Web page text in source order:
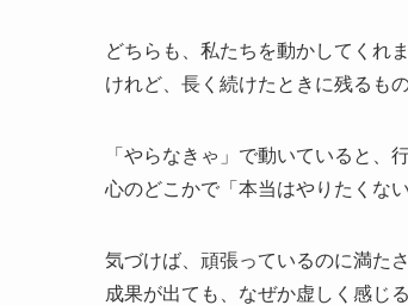
どちらも、私たちを動かしてくれま
けれど、長く続けたときに残るも
「やらなきゃ」で動いていると、
心のどこかで「本当はやりたくな
気づけば、頑張っているのに満たさ
成果が出ても、なぜか虚しく感じる